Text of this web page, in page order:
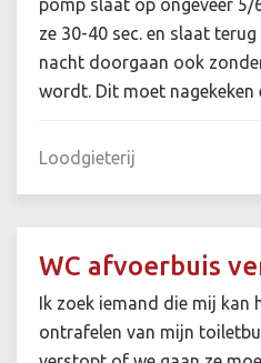
pomp slaat op ongeveer 5/
ze 30-40 sec. en slaat
nacht doorgaan ook
wordt. Dit moet nagekeken
Loodgieterij
WC afvoerbuis
Ik zoek iemand die mij kan
ontrafelen van mijn